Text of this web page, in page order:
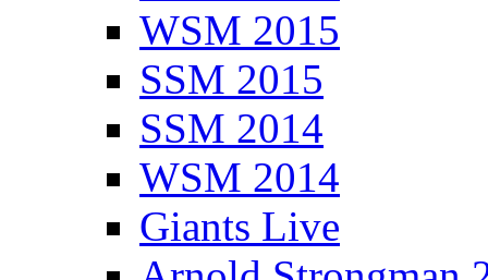
WSM 2015
SSM 2015
SSM 2014
WSM 2014
Giants Live